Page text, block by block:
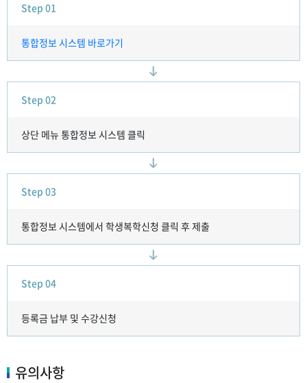
Step 01
통합정보 시스템 바로가기
Step 02
상단 메뉴 통합정보 시스템 클릭
Step 03
통합정보 시스템에서 학생복학신청 클릭 후 제출
Step 04
등록금 납부 및 수강신청
유의사항